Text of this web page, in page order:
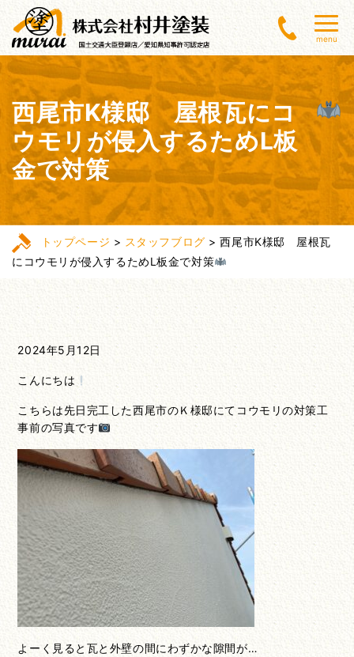
menu
西尾市K様邸 屋根瓦にコ
ウモリが侵入するためL板
金で対策
トップページ > スタッフブログ >西尾市K様邸 屋根瓦
にコウモリが侵入するためL板金で対策
2024年5月12日
こんにちは
こちらは先日完工した西尾市のＫ様邸にてコウモリの対策工
事前の写真です
よーく見ると瓦と外壁の間にわずかな隙間が…